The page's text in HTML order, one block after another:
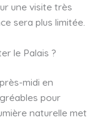
une visite très
sera plus limitée.
le Palais ?
midi en
pour
naturelle met